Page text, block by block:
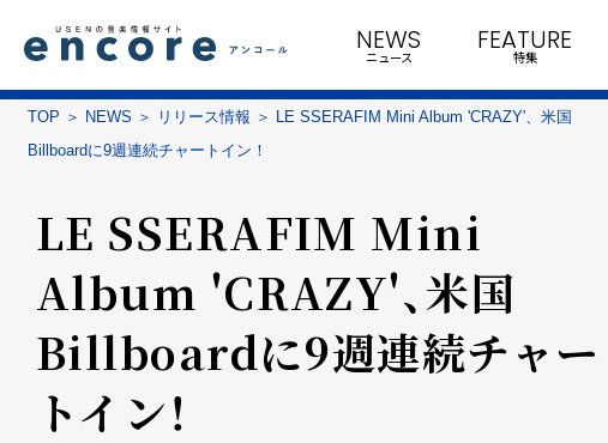
NEWS
ニュース
FEATURE
特集
TOP NEWS リリース情報
LE SSERAFIM Mini Album 'CRAZY'、米国
Billboardに9週連続チャートイン！
LE SSERAFIM Mini
Album 'CRAZY'、米国
Billboardに9週連続チャー
トイン！